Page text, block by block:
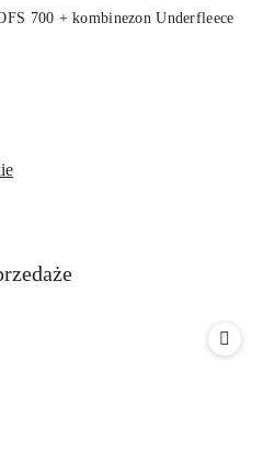
700 + kombinezon Underfleece